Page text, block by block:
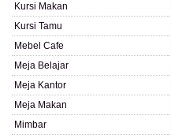
Kursi Makan
Kursi Tamu
Mebel Cafe
Meja Belajar
Meja Kantor
Meja Makan
Mimbar